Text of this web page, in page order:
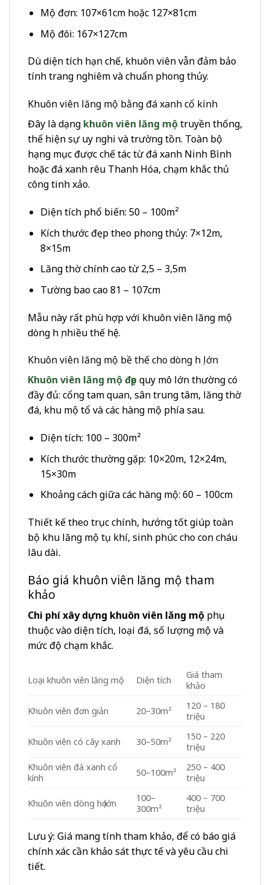
Mộ đơn: 107×61cm hoặc 127×81cm
Mộ đôi: 167×127cm
Dù diện tích hạn chế, khuôn viên vẫn đảm bảo
tính trang nghiêm và chuẩn phong thủy.
Khuôn viên lăng mộ bằng đá xanh cổ kính
Đây là dạng khuôn viên lăng mộtruyền thống,
thể hiện sự uy nghi và trường tồn. Toàn bộ
hạng mục được chế tác từ đá xanh Ninh Bình
hoặc đá xanh rêu Thanh Hóa, chạm khắc thủ
công tinh xảo.
Diện tích phổ biến: 50 – 100m²
Kích thước đẹp theo phong thủy: 7×12m,
8×15m
Lăng thờ chính cao từ 2,5 – 3,5m
Tường bao cao 81 – 107cm
Mẫu này rất phù hợp với khuôn viên lăng mộ
dòng họ nhiều thế hệ.
Khuôn viên lăng mộ bề thế cho dòng họ lớn
Khuôn viên lăng mộ đẹp quy mô lớn thường có
đầy đủ: cổng tam quan, sân trung tâm, lăng thờ
đá, khu mộ tổ và các hàng mộ phía sau.
Diện tích: 100 – 300m²
Kích thước thường gặp: 10×20m, 12×24m,
15×30m
Khoảng cách giữa các hàng mộ: 60 – 100cm
Thiết kế theo trục chính, hướng tốt giúp toàn
bộ khu lăng mộ tụ khí, sinh phúc cho con cháu
lâu dài.
Báo giá khuôn viên lăng mộ tham
khảo
Chi phí xây dựng khuôn viên lăng mộ phụ
thuộc vào diện tích, loại đá, số lượng mộ và
mức độ chạm khắc.
Loại khuôn viên lăng mộ Diện tích
Giá tham
khảo
Khuôn viên đơn giản 20–30m²
120 – 180
triệu
Khuôn viên có cây xanh 30–50m²
150 – 220
triệu
Khuôn viên đá xanh cổ
kính
50–100m²
250 – 400
triệu
Khuôn viên dòng họ lớn
100–
300m²
400 – 700
triệu
Lưu ý: Giá mang tính tham khảo, để có báo giá
chính xác cần khảo sát thực tế và yêu cầu chi
tiết.